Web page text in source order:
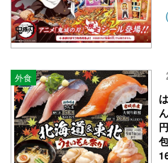
外食